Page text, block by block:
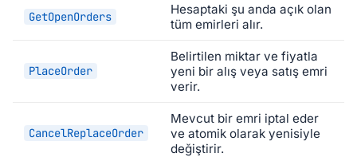
GetOpenOrders
Hesaptaki şu anda açık olan
tüm emirleri alır.
PlaceOrder
Belirtilen miktar ve fiyatla
yeni bir alış veya satış emri
verir.
CancelReplaceOrder
Mevcut bir emri iptal eder
ve atomik olarak yenisiyle
değiştirir.